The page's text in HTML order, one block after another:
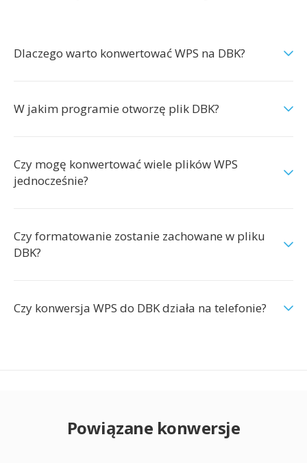
Dlaczego warto konwertować WPS na DBK?
W jakim programie otworzę plik DBK?
Czy mogę konwertować wiele plików WPS
jednocześnie?
Czy formatowanie zostanie zachowane w pliku
DBK?
Czy konwersja WPS do DBK działa na telefonie?
Powiązane konwersje